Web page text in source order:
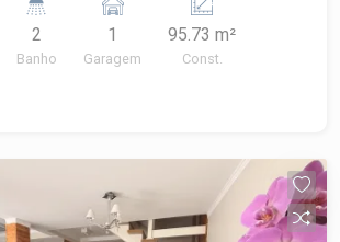
praticidade em localização
m² - Área construída de 95,73 m²
lazer e convivência - Churrasqueira
- Armários que
a organização dos ambientes -
2
Banho
1
Garagem
95.73 m²
Const.